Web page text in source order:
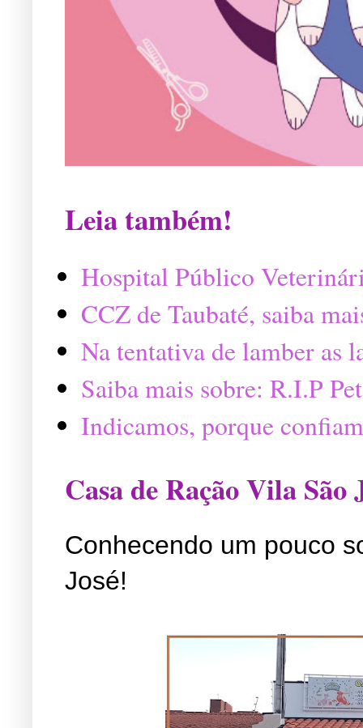
Leia também!
Hospital Público
CCZ de Taubaté, saiba
Na tentativa de lamber as
Saiba mais sobre: R.I.P
Indicamos, porque
Casa de Ração Vila São
Conhecendo um pouco
José!